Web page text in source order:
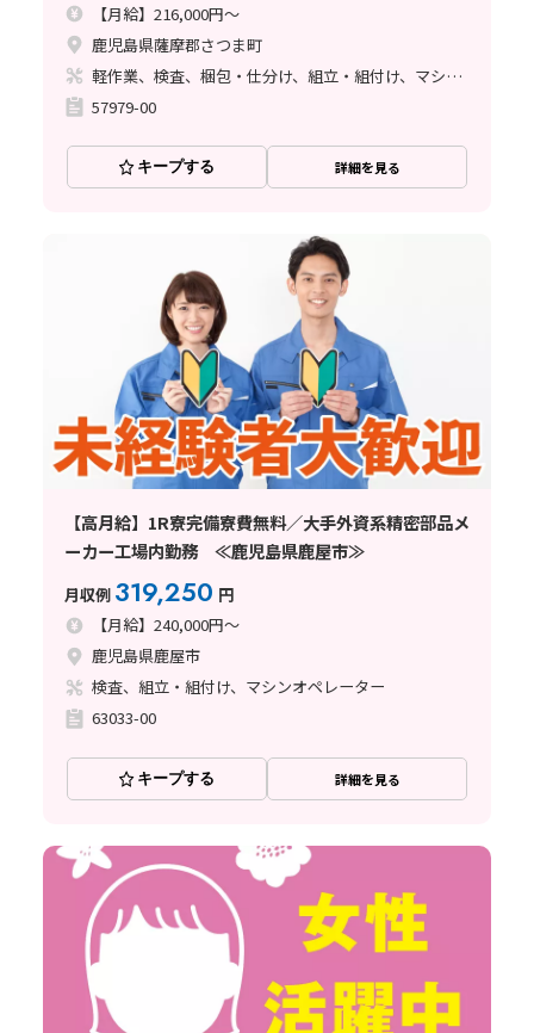
【月給】216,000円～
鹿児島県薩摩郡さつま町
軽作業、検査、梱包・仕分け、組立・組付け、マシンオペレーター
57979-00
キープする 詳細を見る
【高月給】1R寮完備寮費無料／大手外資系精密部品メ
ーカー工場内勤務 ≪鹿児島県鹿屋市≫
月収例 319,250 円
【月給】240,000円～
鹿児島県鹿屋市
検査、組立・組付け、マシンオペレーター
63033-00
キープする 詳細を見る